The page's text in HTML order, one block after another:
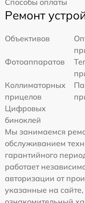
Способы оплаты
Ремонт
Объективов
Фотоаппаратов
Коллиматорных
прицелов
Цифровых
биноклей
Мы занимаемся
обслуживанием
гарантийного
работает
авторизации от
указанные на